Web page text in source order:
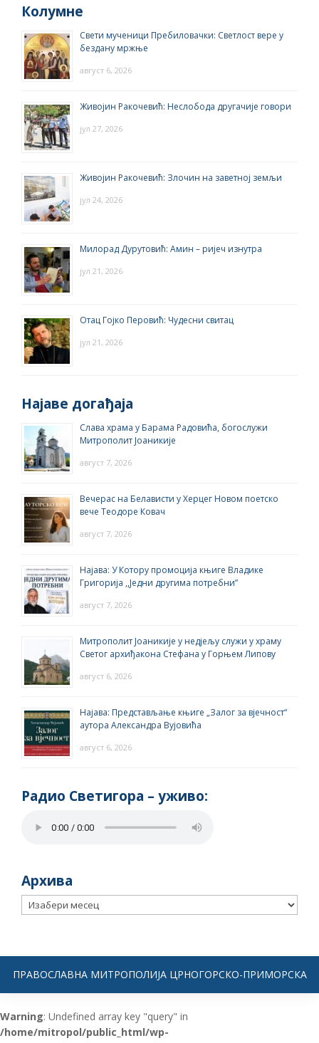
Колумне
Свети мученици Пребиловачки: Светлост вере у
бездану мржње
август 6, 2026
Живојин Ракочевић: Неслобода другачије говори
јул 27, 2026
Живојин Ракочевић: Злочин на заветној земљи
јул 24, 2026
Милорад Дурутовић: Амин – ријеч изнутра
јул 21, 2026
Отац Гојко Перовић: Чудесни свитац
јул 21, 2026
Најаве догађаја
Слава храма у Барама Радовића, богослужи
Митрополит Јоаникије
август 7, 2026
Вечерас на Белависти у Херцег Новом поетско
вече Теодоре Ковач
август 7, 2026
Најава: У Котору промоција књиге Владике
Григорија ,,Једни другима потребни”
август 7, 2026
Митрополит Јоаникије у недјељу служи у храму
Светог архиђакона Стефана у Горњем Липову
август 6, 2026
Најава: Представљање књиге „Залог за вјечност“
аутора Александра Вујовића
август 6, 2026
Радио Светигора – yживо:
Архива
Архива
ПРАВОСЛАВНА МИТРОПОЛИЈА ЦРНОГОРСКО-ПРИМОРСКА
Warning: Undefined array key "query" in
/home/mitropol/public_html/wp-